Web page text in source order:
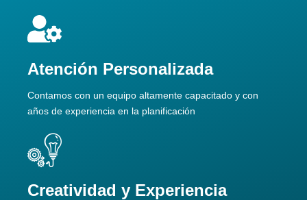
Atención Personalizada
Contamos con un equipo altamente capacitado y con
años de experiencia en la planificación
Creatividad y Experiencia